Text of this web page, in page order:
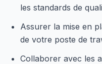
les standards de
Assurer la mise en
de votre poste de
Collaborer avec les